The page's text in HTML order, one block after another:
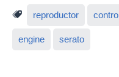
reproductor
engine serato